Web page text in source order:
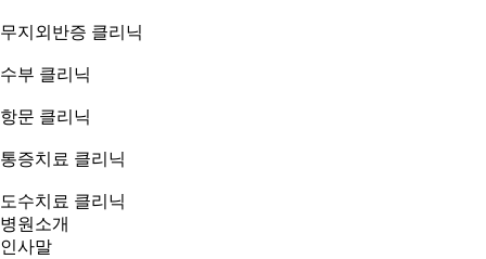
무지외반증 클리닉
수부 클리닉
항문 클리닉
통증치료 클리닉
도수치료 클리닉
병원소개
인사말